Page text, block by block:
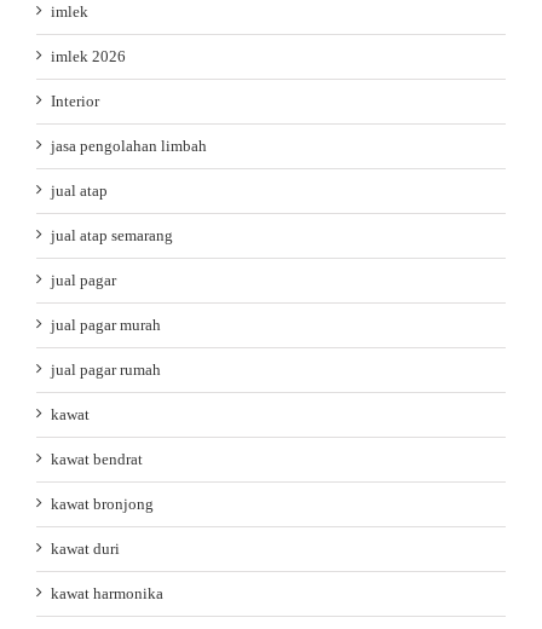
imlek
imlek 2026
Interior
jasa pengolahan limbah
jual atap
jual atap semarang
jual pagar
jual pagar murah
jual pagar rumah
kawat
kawat bendrat
kawat bronjong
kawat duri
kawat harmonika